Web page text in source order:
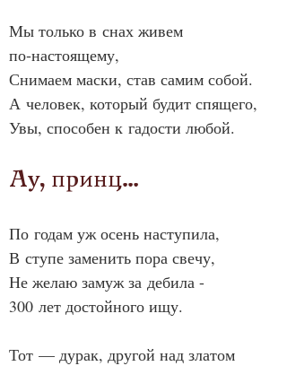
Мы только в снах живем
по‑настоящему,
Снимаем маски, став самим собой.
А человек, который будит спящего,
Увы, способен к гадости любой.
Ау, принц…
По годам уж осень наступила,
В ступе заменить пора свечу,
Не желаю замуж за дебила -
300 лет достойного ищу.
Тот — дурак, другой над златом